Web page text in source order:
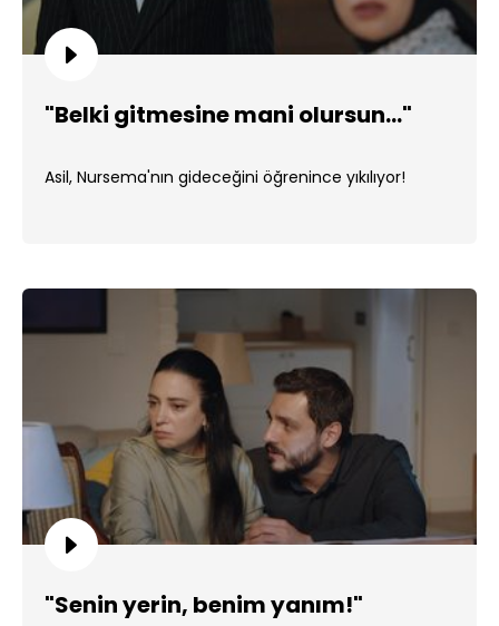
"Belki gitmesine mani olursun..."
Asil, Nursema'nın gideceğini öğrenince yıkılıyor!
"Senin yerin, benim yanım!"